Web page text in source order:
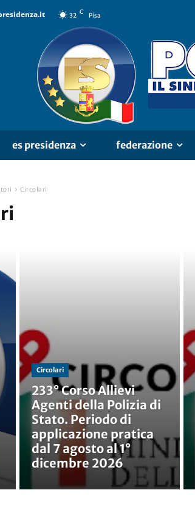
32 C Pisa
es presidenza federazione
Circolari
Circolari
233° Corso Allievi
Agenti della Polizia di
Stato. Periodo di
applicazione pratica
dal 7 agosto al 1°
dicembre 2026